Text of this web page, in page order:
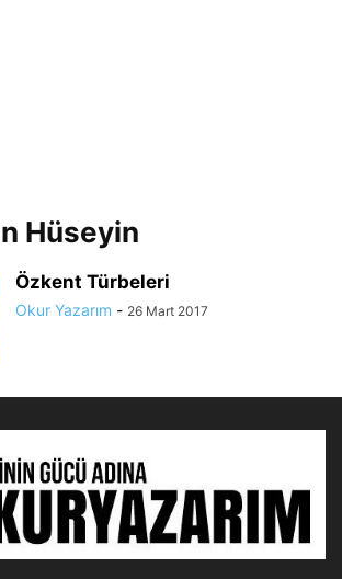
Hüseyin
Özkent Türbeleri
Okur Yazarım - 26 Mart 2017